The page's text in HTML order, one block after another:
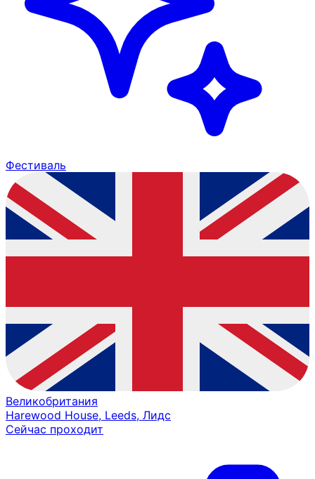
Фестиваль
Великобритания
Harewood House, Leeds, Лидс
Сейчас проходит